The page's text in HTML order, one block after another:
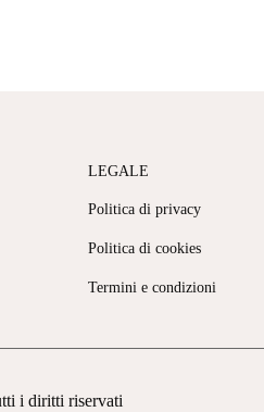
LEGALE
Politica di privacy
Politica di cookies
Termini e condizioni
i diritti riservati